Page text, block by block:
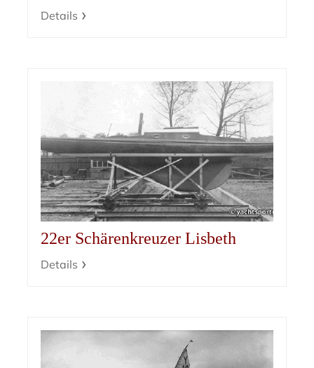
Details
22er Schärenkreuzer Lisbeth
Details